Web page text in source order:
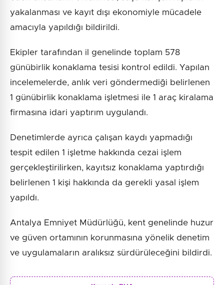
yakalanması ve kayıt dışı ekonomiyle mücadele
amacıyla yapıldığı bildirildi.
Ekipler tarafından il genelinde toplam 578
günübirlik konaklama tesisi kontrol edildi. Yapılan
incelemelerde, anlık veri göndermediği belirlenen
1 günübirlik konaklama işletmesi ile 1 araç kiralama
firmasına idari yaptırım uygulandı.
Denetimlerde ayrıca çalışan kaydı yapmadığı
tespit edilen 1 işletme hakkında cezai işlem
gerçekleştirilirken, kayıtsız konaklama yaptırdığı
belirlenen 1 kişi hakkında da gerekli yasal işlem
yapıldı.
Antalya Emniyet Müdürlüğü, kent genelinde huzur
ve güven ortamının korunmasına yönelik denetim
ve uygulamaların aralıksız sürdürüleceğini bildirdi.